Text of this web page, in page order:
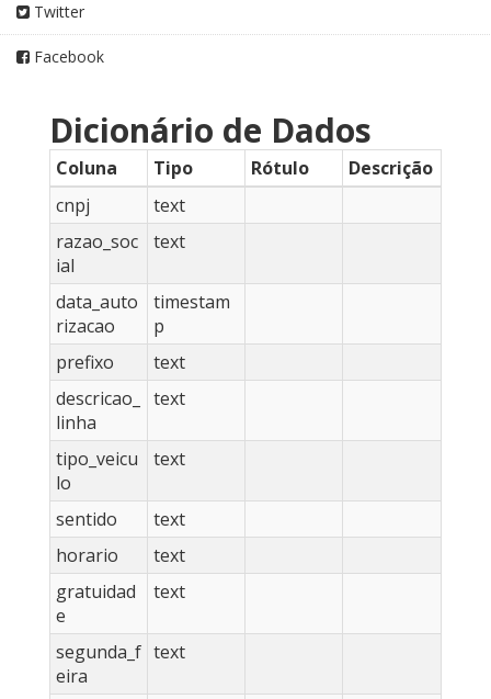
Twitter
Facebook
Dicionário de Dados
Coluna Tipo Rótulo
Descrição
cnpj
text
razao_soc
ial
text
data_auto
rizacao
timestam
p
prefixo
text
descricao_
linha
text
tipo_veicu
lo
text
sentido
text
horario
text
gratuidad
e
text
segunda_f
eira
text